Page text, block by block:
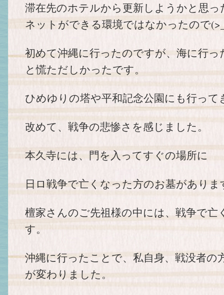
滞在先のホテルから更新しようかと思
ネットができる環境ではなかったので
初めて沖縄に行ったのですが、海に行
と慌ただしかったです。
ひめゆりの塔や平和記念公園にも行って
改めて、戦争の悲惨さを感じました。
本久寺には、門を入ってすぐの場所に
日ロ戦争で亡くなった方のお墓がありま
檀家さんのご先祖様の中には、戦争で亡
す。
沖縄に行ったことで、私自身、戦没者の
が変わりました。